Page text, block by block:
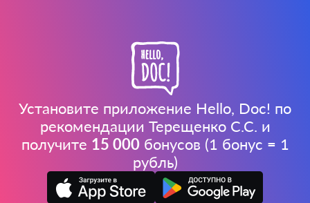
Установите приложение Hello, Doc! по
рекомендации Терещенко С.С. и
получите 15 000бонусов (1 бонус = 1
рубль)